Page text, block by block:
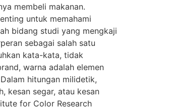
membeli makanan.
untuk memahami
bidang studi yang mengkaji
sebagai salah satu
kata-kata, tidak
warna adalah elemen
hitungan milidetik,
kesan segar, atau kesan
for Color Research